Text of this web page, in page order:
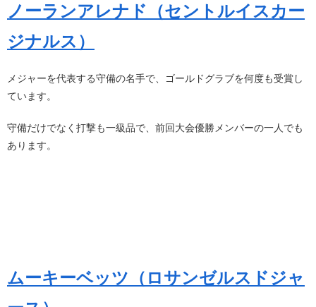
ノーランアレナド（セントルイスカー
ジナルス）
メジャーを代表する守備の名手で、ゴールドグラブを何度も受賞し
ています。
守備だけでなく打撃も一級品で、前回大会優勝メンバーの一人でも
あります。
ムーキーベッツ（ロサンゼルスドジャ